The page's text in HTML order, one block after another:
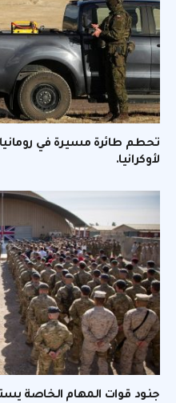
تحطم طائرة مسيرة في
لأوكرانيا.
جنود قوات المهام الخاصة